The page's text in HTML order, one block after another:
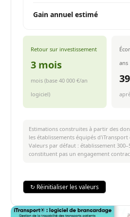
Gain annuel estimé
Retour sur investissement
3 mois
mois (base 40 000 €/an
logiciel)
ans
Estimations construites à partir des
les établissements équipés d'iTransport
Valeurs par défaut : établissement
constituent pas un engagement
↻ Réinitialiser les valeurs